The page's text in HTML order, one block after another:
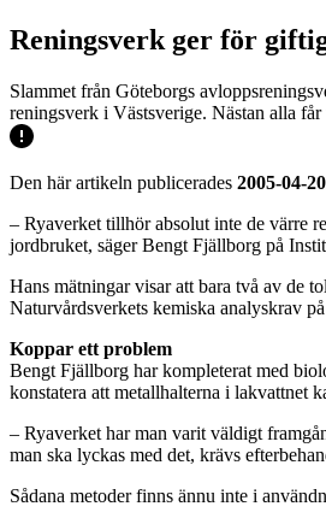
Reningsverk ger för
Slammet från Göteborgs
reningsverk i Västsverige. Nästan alla får
Den här artikeln publicerades 2005-04-20
– Ryaverket tillhör absolut inte de värre
jordbruket, säger Bengt Fjällborg på
Hans mätningar visar att bara två av de
Naturvårdsverkets kemiska analyskrav
Koppar ett problem
Bengt Fjällborg har kompleterat med
konstatera att metallhalterna i lakvattnet
– Ryaverket har man varit väldigt
man ska lyckas med det, krävs
Sådana metoder finns ännu inte i